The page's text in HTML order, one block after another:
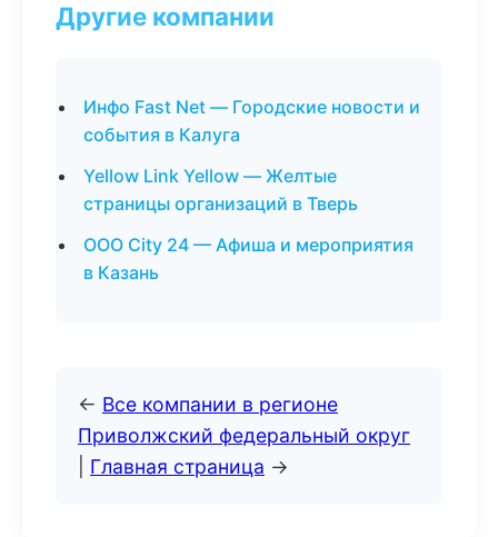
Другие компании
Инфо Fast Net — Городские новости и
события в Калуга
Yellow Link Yellow — Желтые
страницы организаций в Тверь
ООО City 24 — Афиша и мероприятия
в Казань
← Все компании в регионе
Приволжский федеральный округ
Главная страница →